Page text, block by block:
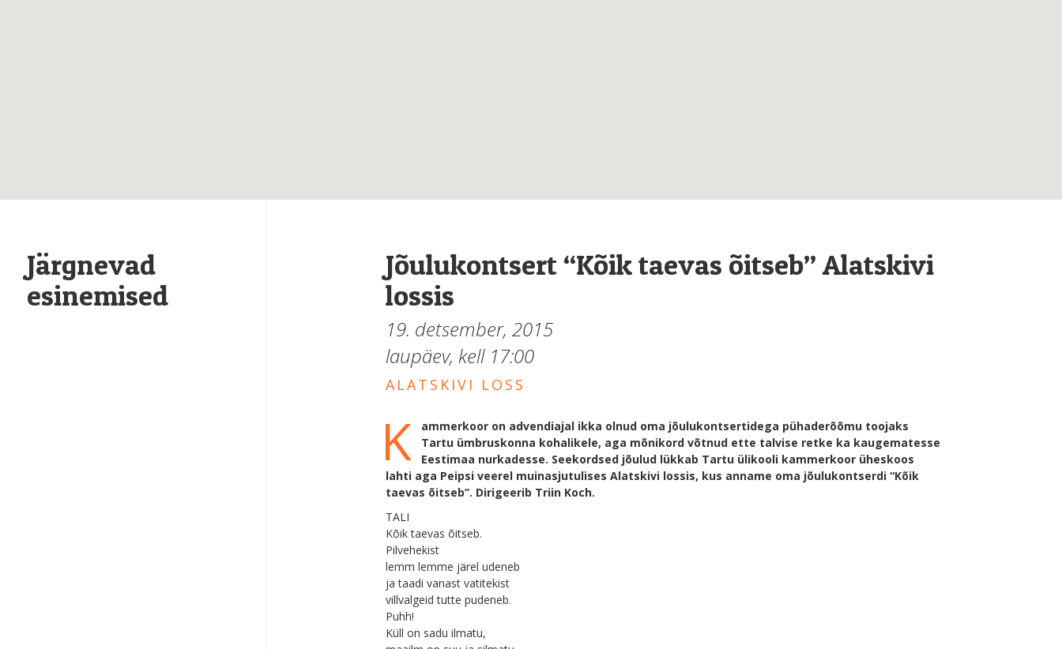
Jõulukontsert “Kõik taevas õitseb” Alatskivi
lossis
19. detsember, 2015
laupäev, kell 17:00
ALATSKIVI LOSS
K
ammerkoor on advendiajal ikka olnud oma jõulukontsertidega pühaderõõmu toojaks
Tartu ümbruskonna kohalikele, aga mõnikord võtnud ette talvise retke ka kaugematesse
Eestimaa nurkadesse. Seekordsed jõulud lükkab Tartu ülikooli kammerkoor üheskoos
lahti aga Peipsi veerel muinasjutulises Alatskivi lossis, kus anname oma jõulukontserdi “Kõik
taevas õitseb”. Dirigeerib Triin Koch.
TALI
Kõik taevas õitseb.
Pilvehekist
lemm lemme järel udeneb
ja taadi vanast vatitekist
villvalgeid tutte pudeneb.
Puhh!
Küll on sadu ilmatu,
Järgnevad
esinemised